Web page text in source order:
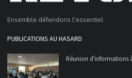
Ensemble défendons l'essentiel
PUBLICATIONS AU HASARD
Réunion d'informations